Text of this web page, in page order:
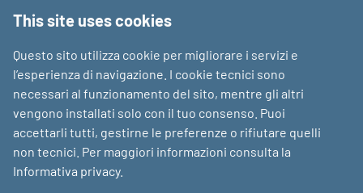
This site uses cookies
Questo sito utilizza cookie per migliorare i servizi e
l’esperienza di navigazione. I cookie tecnici sono
necessari al funzionamento del sito, mentre gli altri
vengono installati solo con il tuo consenso. Puoi
accettarli tutti, gestirne le preferenze o rifiutare quelli
non tecnici. Per maggiori informazioni consulta la
Informativa privacy.